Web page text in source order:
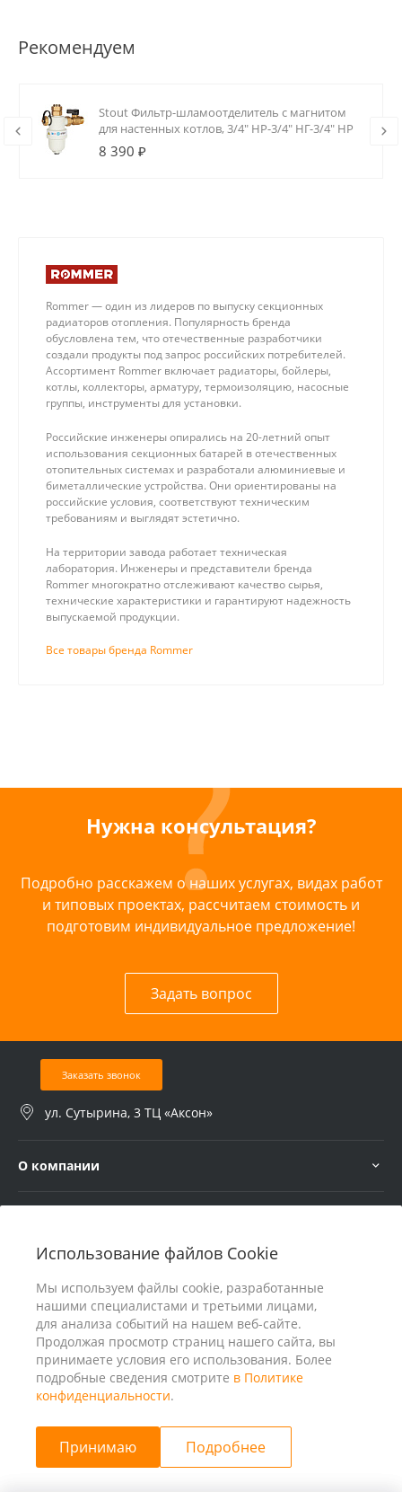
Использование файлов Cookie
Мы используем файлы cookie, разработанные
нашими специалистами и третьими лицами,
для анализа событий на нашем веб-сайте.
Продолжая просмотр страниц нашего сайта, вы
принимаете условия его использования. Более
подробные сведения смотрите в Политике
конфиденциальности.
Принимаю Подробнее
Рекомендуем
Stout Фильтр-шламоотделитель с магнитом
для настенных котлов, 3/4" НР-3/4" НГ-3/4" НР
8 390 ₽
Rommer — один из лидеров по выпуску секционных
радиаторов отопления. Популярность бренда
обусловлена тем, что отечественные разработчики
создали продукты под запрос российских потребителей.
Ассортимент Rommer включает радиаторы, бойлеры,
котлы, коллекторы, арматуру, термоизоляцию, насосные
группы, инструменты для установки.
Российские инженеры опирались на 20-летний опыт
использования секционных батарей в отечественных
отопительных системах и разработали алюминиевые и
биметаллические устройства. Они ориентированы на
российские условия, соответствуют техническим
требованиям и выглядят эстетично.
На территории завода работает техническая
лаборатория. Инженеры и представители бренда
Rommer многократно отслеживают качество сырья,
технические характеристики и гарантируют надежность
выпускаемой продукции.
Все товары бренда Rommer
Нужна консультация?
Подробно расскажем о наших услугах, видах работ
и типовых проектах, рассчитаем стоимость и
подготовим индивидуальное предложение!
Задать вопрос
Заказать звонок
ул. Сутырина, 3 ТЦ «Аксон»
О компании